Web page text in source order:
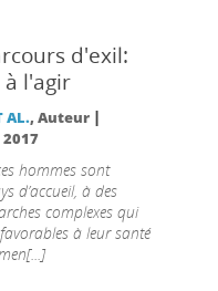
d'exil:
à l'agir
AL., Auteur |
2017
hommes sont
d’accueil, à des
complexes qui
à leur santé